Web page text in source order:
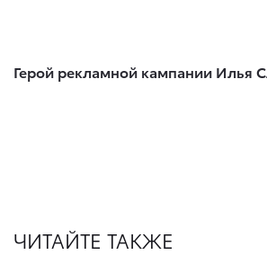
Герой рекламной кампании Илья
ЧИТАЙТЕ ТАКЖЕ